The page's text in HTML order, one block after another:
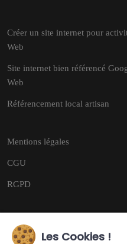
Créer un site internet pour
Web
Site internet bien référencé
Web
Référencement local artisan
Mentions légales
CGU
RGPD
Les Cookies !